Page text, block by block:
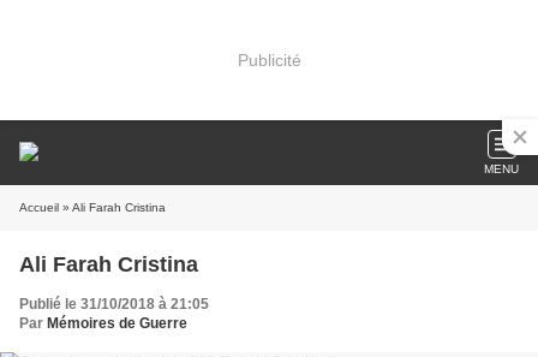
Publicité
MENU
Accueil » Ali Farah Cristina
Ali Farah Cristina
Publié le 31/10/2018 à 21:05
Par Mémoires de Guerre